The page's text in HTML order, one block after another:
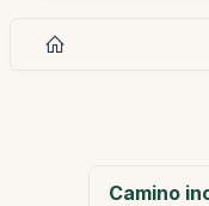
Camino